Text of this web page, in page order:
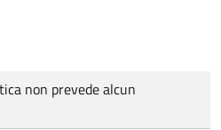
non prevede alcun